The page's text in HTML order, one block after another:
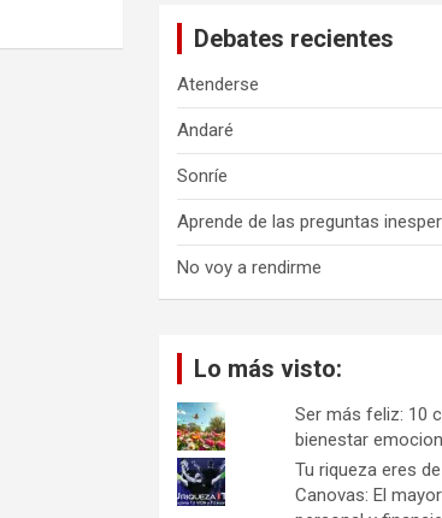
Debates recientes
Atenderse
Andaré
Sonríe
Aprende de las preguntas
No voy a rendirme
Lo más visto:
Ser más feliz: 10
bienestar
Tu riqueza eres
Canovas: El